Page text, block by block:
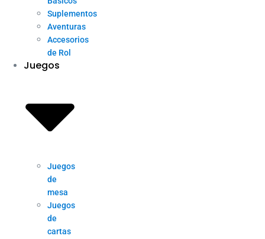
Suplementos
Aventuras
Accesorios
de Rol
Juegos
Juegos
de
mesa
Juegos
de
cartas